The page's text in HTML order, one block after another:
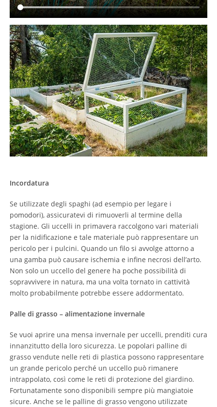
Incordatura
Se utilizzate degli spaghi (ad esempio per legare i
pomodori), assicuratevi di rimuoverli al termine della
stagione. Gli uccelli in primavera raccolgono vari materiali
per la nidificazione e tale materiale può rappresentare un
pericolo per i pulcini. Quando un filo si avvolge attorno a
una gamba può causare ischemia e infine necrosi dell’arto.
Non solo un uccello del genere ha poche possibilità di
sopravvivere in natura, ma una volta tornato in cattività
molto probabilmente potrebbe essere addormentato.
Palle di grasso – alimentazione invernale
Se vuoi aprire una mensa invernale per uccelli, prenditi cura
innanzitutto della loro sicurezza. Le popolari palline di
grasso vendute nelle reti di plastica possono rappresentare
un grande pericolo perché un uccello può rimanere
intrappolato, così come le reti di protezione del giardino.
Fortunatamente sono disponibili sempre più mangiatoie
sicure. Anche se le palline di grasso vengono utilizzate